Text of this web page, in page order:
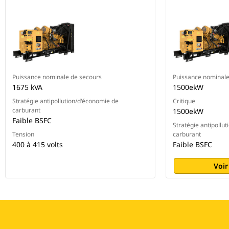
Puissance nominale de secours
1675 kVA
Stratégie antipollution/d'économie de
carburant
Faible BSFC
Tension
400 à 415 volts
Puissance
1500ekW
Critique
1500ekW
Stratégie
carburant
Faible BSFC